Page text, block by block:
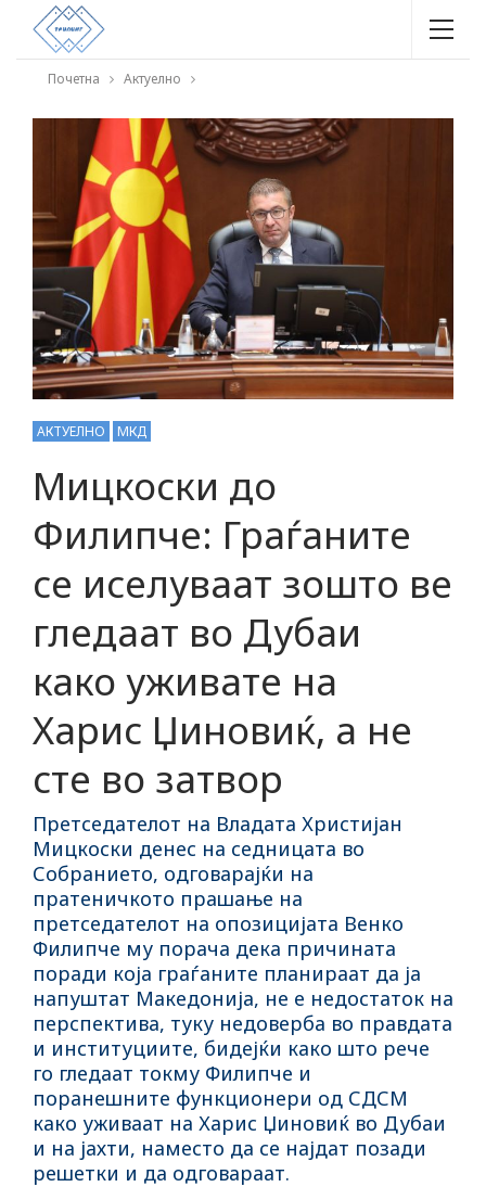
Почетна Актуелно
АКТУЕЛНО МКД
Мицкоски до
Филипче: Граѓаните
се иселуваат зошто ве
гледаат во Дубаи
како уживате на
Харис Џиновиќ, а не
сте во затвор
Претседателот на Владата Христијан
Мицкоски денес на седницата во
Собранието, одговарајќи на
пратеничкото прашање на
претседателот на опозицијата Венко
Филипче му порача дека причината
поради која граѓаните планираат да ја
напуштат Македонија, не е недостаток на
перспектива, туку недоверба во правдата
и институциите, бидејќи како што рече
го гледаат токму Филипче и
поранешните функционери од СДСМ
како уживаат на Харис Џиновиќ во Дубаи
и на јахти, наместо да се најдат позади
решетки и да одговараат.